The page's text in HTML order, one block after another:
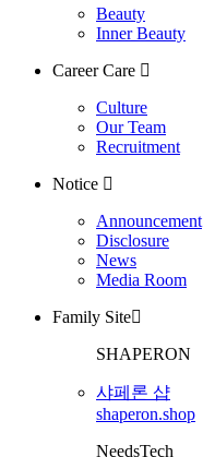
Beauty
Inner Beauty
Career Care
Culture
Our Team
Recruitment
Notice
Announcement
Disclosure
News
Media Room
Family Site
SHAPERON
샤페론 샵
shaperon.shop
NeedsTech